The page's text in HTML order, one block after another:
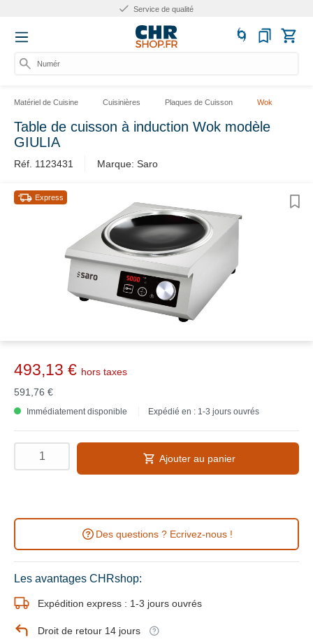
Service de qualité
Numéro
Matériel de Cuisine Cuisinières Plaques de Cuisson Wok
Table de cuisson à induction Wok modèle
GIULIA
Réf. 1123431 Marque: Saro
Express
493,13 € hors taxes
591,76 €
Immédiatement disponible Expédié en : 1-3 jours ouvrés
Ajouter au panier
Des questions ? Ecrivez-nous !
Les avantages CHRshop:
Expédition express : 1-3 jours ouvrés
Droit de retour 14 jours